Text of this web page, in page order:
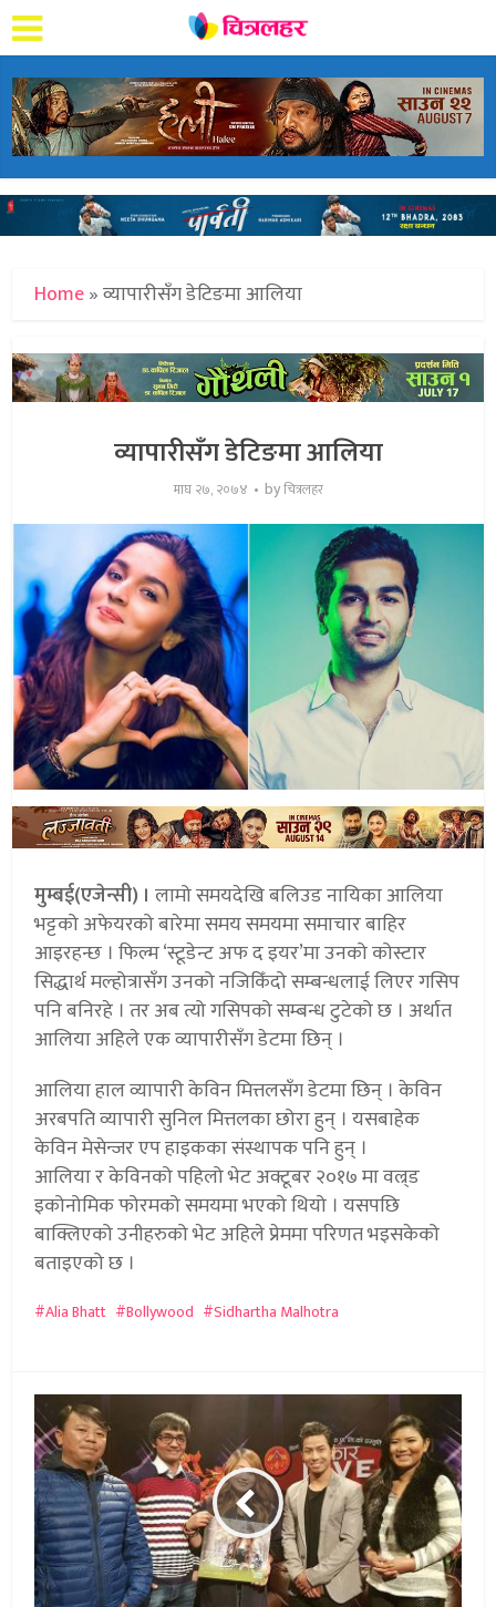
Home»व्यापारीसँग डेटिङमा आलिया
व्यापारीसँग डेटिङमा आलिया
माघ २७, २०७४ byचित्रलहर
मुम्बई(एजेन्सी) । लामो समयदेखि बलिउड नायिका आलिया
भट्टको अफेयरको बारेमा समय समयमा समाचार बाहिर
आइरहन्छ । फिल्म ‘स्टूडेन्ट अफ द इयर’मा उनको कोस्टार
सिद्धार्थ मल्होत्रासँग उनको नजिकिँदो सम्बन्धलाई लिएर गसिप
पनि बनिरहे । तर अब त्यो गसिपको सम्बन्ध टुटेको छ । अर्थात
आलिया अहिले एक व्यापारीसँग डेटमा छिन् ।
आलिया हाल व्यापारी केविन मित्तलसँग डेटमा छिन् । केविन
अरबपति व्यापारी सुनिल मित्तलका छोरा हुन् । यसबाहेक
केविन मेसेन्जर एप हाइकका संस्थापक पनि हुन् ।
आलिया र केविनको पहिलो भेट अक्टूबर २०१७ मा वल्र्ड
इकोनोमिक फोरमको समयमा भएको थियो । यसपछि
बाक्लिएको उनीहरुको भेट अहिले प्रेममा परिणत भइसकेको
बताइएको छ ।
Alia Bhatt Bollywood Sidhartha Malhotra